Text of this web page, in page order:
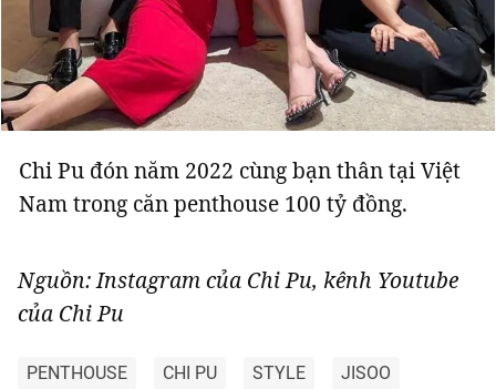
Chi Pu đón năm 2022 cùng bạn thân tại Việt
Nam trong căn penthouse 100 tỷ đồng.
Nguồn: Instagram của Chi Pu, kênh Youtube
của Chi Pu
PENTHOUSE CHI PU STYLE
JISOO